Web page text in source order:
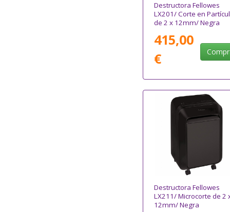
Destructora Fellowes
LX201/ Corte en
de 2 x 12mm/ Negra
415,00
€
Destructora Fellowes
LX211/ Microcorte de 2
12mm/ Negra